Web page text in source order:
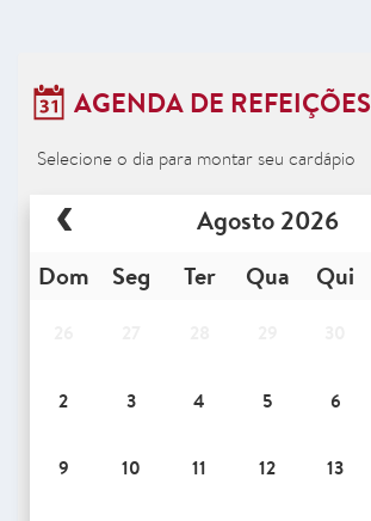
AGENDA DE REFEIÇÕES
Selecione o dia para montar seu cardápio
Agosto 2026
Dom Seg Ter Qua Qui
2 3 4 5 6
9 10 11 12 13